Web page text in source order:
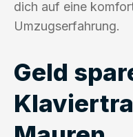
dich auf eine
Umzugserfahrung.
Geld